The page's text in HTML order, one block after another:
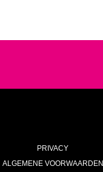
PRIVACY
ALGEMENE VOORWAARDEN